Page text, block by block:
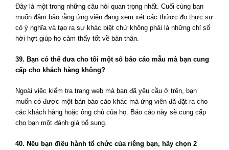
Đây là một trong những câu hỏi quan trọng nhất. Cuối cùng bạn
muốn đảm bảo rằng ứng viên đang xem xét các thứơc đo thực sự
có ý nghĩa và tạo ra sự khác biệt chứ không phải là những chỉ số
hời hợt giúp họ cảm thấy tốt về bản thân.
39. Bạn có thể đưa cho tôi một số báo cáo mẫu mà bạn cung
cấp cho khách hàng không?
Ngoài việc kiểm tra trang web mà bạn đã yêu cầu ở trên, bạn
muốn có được một bản báo cáo khác mà ứng viên đã đặt ra cho
các khách hàng hoặc ông chủ của họ. Báo cáo này sẽ cung cấp
cho bạn một đánh giá bổ sung.
40. Nếu bạn điều hành tổ chức của riêng bạn, hãy chọn 2